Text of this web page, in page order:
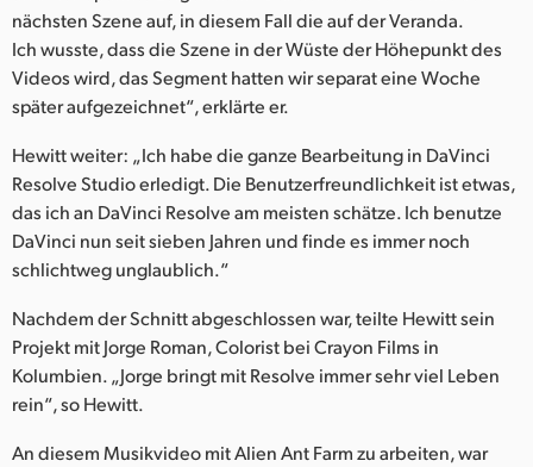
nächsten Szene auf, in diesem Fall die auf der Veranda.
Ich wusste, dass die Szene in der Wüste der Höhepunkt des
Videos wird, das Segment hatten wir separat eine Woche
später aufgezeichnet“, erklärte er.
Hewitt weiter: „Ich habe die ganze Bearbeitung in DaVinci
Resolve Studio erledigt. Die Benutzerfreundlichkeit ist etwas,
das ich an DaVinci Resolve am meisten schätze. Ich benutze
DaVinci nun seit sieben Jahren und finde es immer noch
schlichtweg unglaublich.“
Nachdem der Schnitt abgeschlossen war, teilte Hewitt sein
Projekt mit Jorge Roman, Colorist bei Crayon Films in
Kolumbien. „Jorge bringt mit Resolve immer sehr viel Leben
rein“, so Hewitt.
An diesem Musikvideo mit Alien Ant Farm zu arbeiten, war